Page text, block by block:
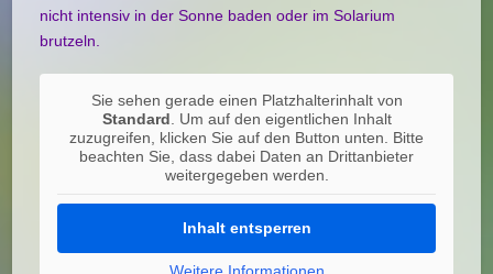
nicht intensiv in der Sonne baden oder im Solarium
brutzeln.
Sie sehen gerade einen Platzhalterinhalt von
Standard . Um auf den eigentlichen Inhalt
zuzugreifen, klicken Sie auf den Button unten. Bitte
beachten Sie, dass dabei Daten an Drittanbieter
weitergegeben werden.
Inhalt entsperren